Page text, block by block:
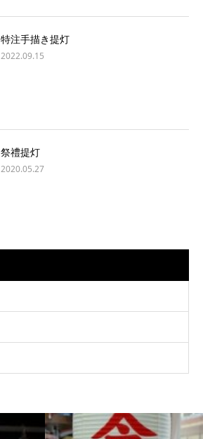
特注手描き提灯
2022.09.15
祭禮提灯
2020.05.27